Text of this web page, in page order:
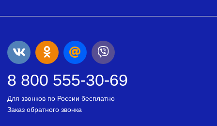
8 800 555-30-69
Для звонков по России бесплатно
Заказ обратного звонка